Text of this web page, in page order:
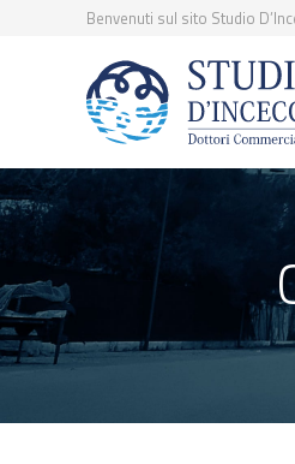
Benvenuti sul sito Studio